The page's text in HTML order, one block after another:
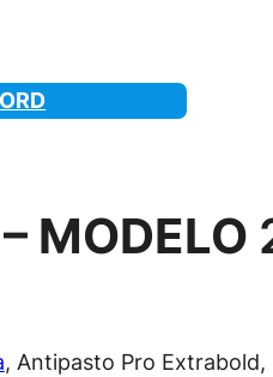
MODELO
, Antipasto Pro Extrabold,